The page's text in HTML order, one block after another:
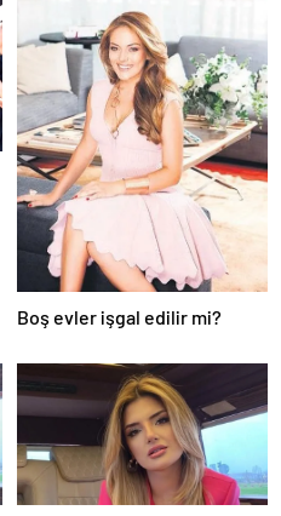
Boş evler işgal edilir mi?